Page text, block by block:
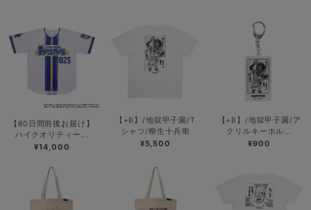
【80日間前後お届け】
ハイクオリティー...
¥14,000
【+B】/地獄甲子園/T
シャツ/柳生十兵衛
¥5,500
【+B】/地獄甲子園/ア
クリルキーホル...
¥900